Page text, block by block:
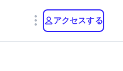
アクセスする